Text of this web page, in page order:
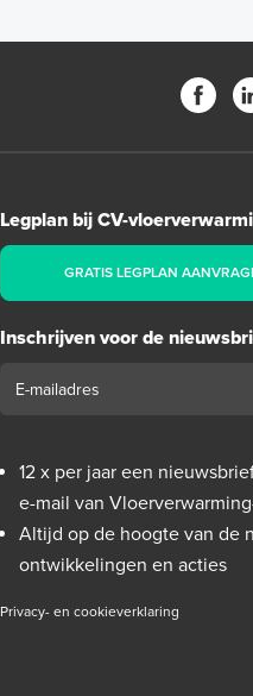
Legplan bij CV-
GRATIS LEGPLAN
Inschrijven voor de
12 x per jaar een
e-mail van
Altijd op de hoogte van de
ontwikkelingen en acties
Privacy- en cookieverklaring